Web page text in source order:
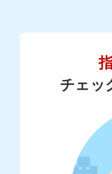
チェッ